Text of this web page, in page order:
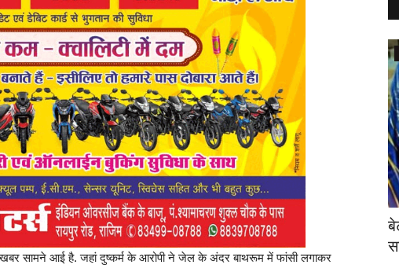
सामने आई है. जहां दुष्कर्म के आरोपी ने जेल के अंदर बाथरूम में फांसी लगाकर
सारा अली
राज्य
बदमाशों ने दुकानदार पर फेंका खौलता तेल: बुरी तरह
झुलसा,...